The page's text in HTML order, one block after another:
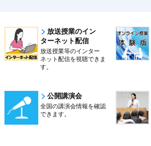
放送授業のイン
ターネット配信
放送授業等のインター
ネット配信を視聴できま
す。
公開講演会
全国の講演会情報を確認
できます。